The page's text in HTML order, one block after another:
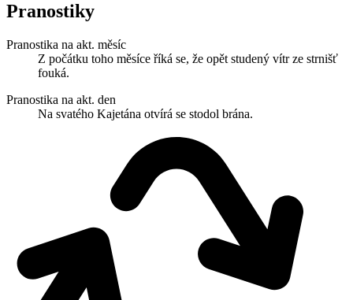
Pranostiky
Pranostika na akt. měsíc
Z počátku toho měsíce říká se, že opět studený vítr ze strnišť
fouká.
Pranostika na akt. den
Na svatého Kajetána otvírá se stodol brána.